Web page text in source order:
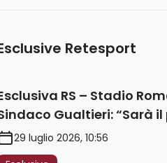
Retesport
RS – Stadio
Gualtieri: “Sarà il
del mondo.
politica. Prima pietra
29 luglio 2026, 10:56